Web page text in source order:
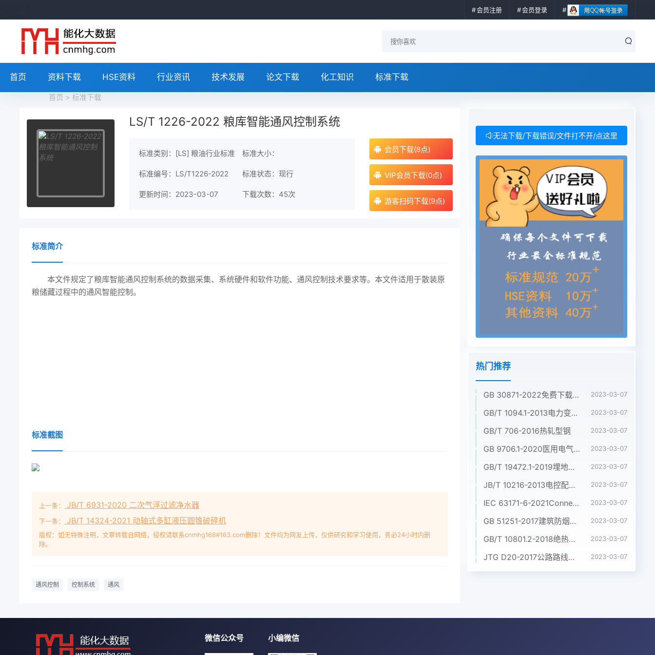
会员注册 会员登录
首页 资料下载 HSE资料 行业资讯 技术发展 论文下载 化工知识 标准下载
首页 > 标准下载
LS/T 1226-2022 粮库智能通风控制系统
标准类别：[LS] 粮油行业标准 标准大小：
标准编号：LS/T1226-2022 标准状态：现行
更新时间：2023-03-07 下载次数： 45次
会员下载(8点)
VIP会员下载(0点)
游客扫码下载(9点)
标准简介
本文件规定了粮库智能通风控制系统的数据采集、系统硬件和软件功能、通风控制技术要求等。本文件适用于散装原
粮储藏过程中的通风智能控制。
标准截图
上一条： JB/T 6931-2020 二次气浮过滤净水器
下一条： JB/T 14324-2021 动轴式多缸液压圆锥破碎机
版权：如无特殊注明，文章转载自网络，侵权请联系cnmhg168#163.com删除！文件均为网友上传，仅供研究和学习使用，务必24小时内删
除。
通风控制 控制系统 通风
无法下载/下载错误/文件打不开/点这里
热门推荐
GB 30871-2022免费下载危险化学品企业特殊作业安全规范 2023-03-07
GB/T 1094.1-2013电力变压器 第1部分:总则 2023-03-07
GB/T 706-2016热轧型钢 2023-03-07
GB 9706.1-2020医用电气设备 第1部分:基本安全和基本性能的通用要求 2023-03-07
GB/T 19472.1-2019埋地用聚乙烯(PE)结构壁管道系统 第1部分:聚乙烯双壁波纹管材 2023-03-07
JB/T 10216-2013电控配电用电缆桥架 2023-03-07
IEC 63171-6-2021Connectors for electrical and electronic equipment - Part 6: Detail specification for 2-way and 4-way (data/power), shielded, free and fixed connectors for power and data transmission with frequencies up to 600 MHz 2023-03-07
GB 51251-2017建筑防烟排烟系统技术标准 2023-03-07
GB/T 10801.2-2018绝热用挤塑聚苯乙烯泡沫塑料(XPS) 2023-03-07
JTG D20-2017公路路线设计规范 2023-03-07
微信公众号 小编微信